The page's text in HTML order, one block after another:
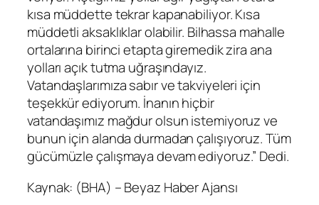
kısa müddette tekrar kapanabiliyor. Kısa
müddetli aksaklıklar olabilir. Bilhassa mahalle
ortalarına birinci etapta giremedik zira ana
yolları açık tutma uğraşındayız.
Vatandaşlarımıza sabır ve takviyeleri için
teşekkür ediyorum. İnanın hiçbir
vatandaşımız mağdur olsun istemiyoruz ve
bunun için alanda durmadan çalışıyoruz. Tüm
gücümüzle çalışmaya devam ediyoruz.” Dedi.
Kaynak: (BHA) – Beyaz Haber Ajansı